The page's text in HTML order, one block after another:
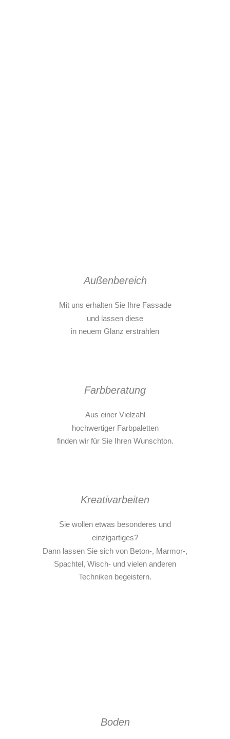
Außenbereich
Mit uns erhalten Sie Ihre Fassade
und lassen diese
in neuem Glanz erstrahlen
Farbberatung
Aus einer Vielzahl
hochwertiger Farbpaletten
finden wir für Sie Ihren Wunschton.
Kreativarbeiten
Sie wollen etwas besonderes und
einzigartiges?
Dann lassen Sie sich von Beton-, Marmor-,
Spachtel, Wisch- und vielen anderen
Techniken begeistern.
Boden